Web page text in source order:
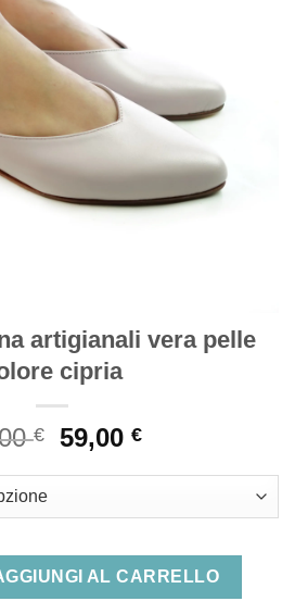
artigianali vera pelle
cipria
€
Il
era:
59,00€Il
è:
vera pelle colore cipria quantità
AL CARRELLO